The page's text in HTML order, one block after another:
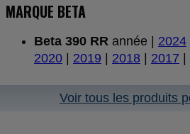
MARQUE BETA
Beta 390 RR année | 2024
2020
2019 2018 2017
Voir tous les produits